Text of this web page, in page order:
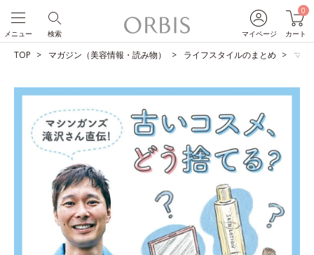
マイページ
0
カート
検索
メニュー
TOP マガジン（美容情報・読み物） ライフスタイルのまとめ マシ